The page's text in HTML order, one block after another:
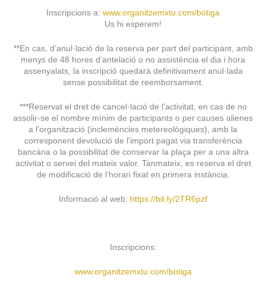
Inscripcions a: www.organitzemxtu.com/botiga
Us hi esperem!
**En cas, d’anul·lació de la reserva per part del participant, amb
menys de 48 hores d’antelació o no assistència el dia i hora
assenyalats, la inscripció quedarà definitivament anul·lada
sense possibilitat de reemborsament.
***Reservat el dret de cancel·lació de l’activitat, en cas de no
assolir-se el nombre mínim de participants o per causes alienes
a l’organització (inclemències metereològiques), amb la
corresponent devolució de l’import pagat via transferència
bancària o la possibilitat de conservar la plaça per a una altra
activitat o servei del mateix valor. Tanmateix, es reserva el dret
de modificació de l’horari fixat en primera instància.
Informació al web: https://bit.ly/2TR6pzf
Inscripcions:
www.organitzemxtu.com/botiga